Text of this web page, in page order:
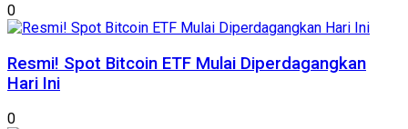
0
Resmi! Spot Bitcoin ETF Mulai Diperdagangkan
Hari Ini
0